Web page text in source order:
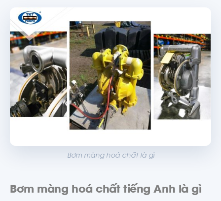
Bơm màng hoá chất là gì
Bơm màng hoá chất tiếng Anh là gì